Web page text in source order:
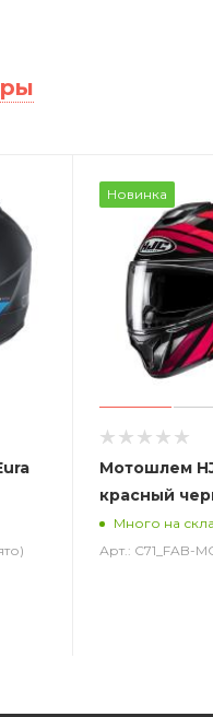
Новинка
Мотошлем
красный
Много на
Арт.: C71_FAB-